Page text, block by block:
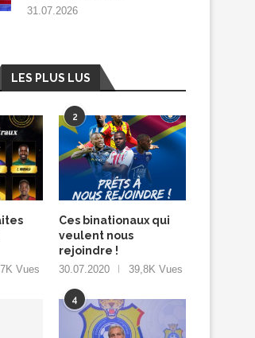
31.07.2026
LES PLUS LUS
Vues
2
Ces binationaux qui
veulent nous
rejoindre !
30.07.2020 39,8K Vues
4